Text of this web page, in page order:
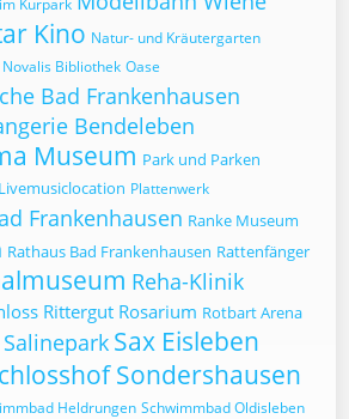
Kurpark
Kino Natur- und Kräutergarten
Novalis Bibliothek Oase
Bad Frankenhausen
Bendeleben
Museum Park und Parken
Plattenwerk
Frankenhausen Ranke Museum
Rathaus Bad Frankenhausen Rattenfänger
Reha-Klinik
Rittergut Rosarium Rotbart Arena
Salinepark Sax Eisleben
Sondershausen
Heldrungen Schwimmbad Oldisleben